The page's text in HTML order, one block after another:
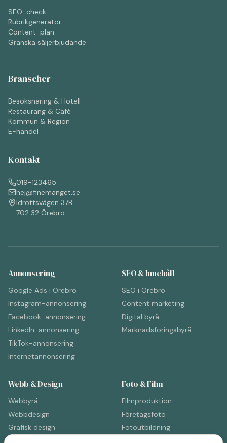
SEO-check
Rubrikgenerator
Content-plan
Granska säljerbjudande
Branscher
Besöksnäring & Hotell
Restaurang & Café
Kommun & Region
E-handel
Kontakt
019-123465
hej@finemanget.se
Idrottsvägen 37B
702 32 Örebro
Annonsering
Google Ads i Örebro
Instagram-annonsering
Facebook-annonsering
LinkedIn-annonsering
TikTok-annonsering
Internetannonsering
SEO & Innehåll
SEO i Örebro
Content marketing
Digital byrå
Marknadsföringsbyrå
Webb & Design
Webbyrå
Webbdesign
Grafisk design
Foto & Film
Filmproduktion
Företagsfoto
Fotoutbildning